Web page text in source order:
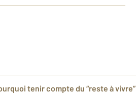
tenir compte du “reste à vivre”